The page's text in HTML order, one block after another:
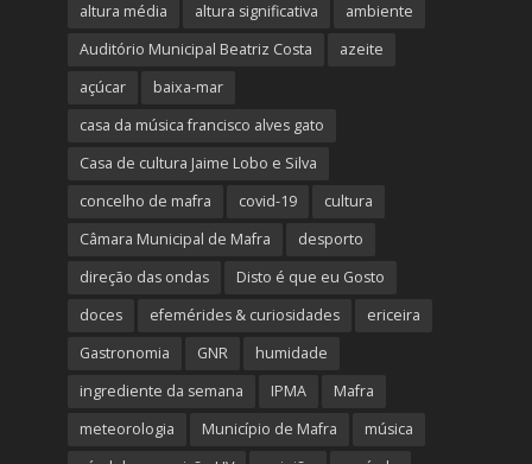
altura média altura significativa
ambiente
Auditório Municipal Beatriz Costa
azeite
açúcar
baixa-mar
casa da música francisco alves gato
Casa de cultura Jaime Lobo e Silva
concelho de mafra
covid-19
cultura
Câmara Municipal de Mafra
desporto
direção das ondas
Disto é que eu Gosto
doces
efemérides & curiosidades
ericeira
Gastronomia
GNR
humidade
ingrediente da semana
IPMA
Mafra
meteorologia
Município de Mafra
música